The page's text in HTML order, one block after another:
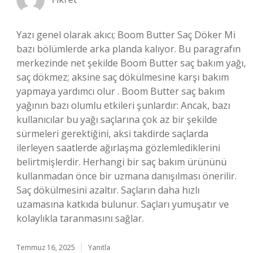
Yazı genel olarak akıcı; Boom Butter Saç Döker Mi
bazı bölümlerde arka planda kalıyor. Bu paragrafın
merkezinde net şekilde Boom Butter saç bakım yağı,
saç dökmez; aksine saç dökülmesine karşı bakım
yapmaya yardımcı olur . Boom Butter saç bakım
yağının bazı olumlu etkileri şunlardır: Ancak, bazı
kullanıcılar bu yağı saçlarına çok az bir şekilde
sürmeleri gerektiğini, aksi takdirde saçlarda
ilerleyen saatlerde ağırlaşma gözlemlediklerini
belirtmişlerdir. Herhangi bir saç bakım ürününü
kullanmadan önce bir uzmana danışılması önerilir.
Saç dökülmesini azaltır. Saçların daha hızlı
uzamasına katkıda bulunur. Saçları yumuşatır ve
kolaylıkla taranmasını sağlar.
Temmuz 16, 2025 Yanıtla